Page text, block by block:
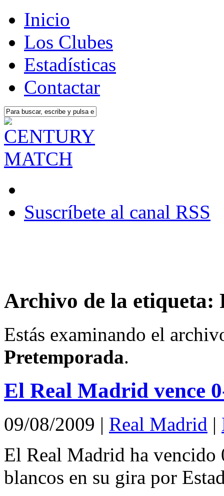
Inicio
Los Clubes
Estadísticas
Contactar
Suscríbete al canal RSS
Archivo de la etiqueta:
Estás examinando el
Pretemporada.
El Real Madrid vence
09/08/2009 | Real Madrid |
El Real Madrid ha
blancos en su gira por